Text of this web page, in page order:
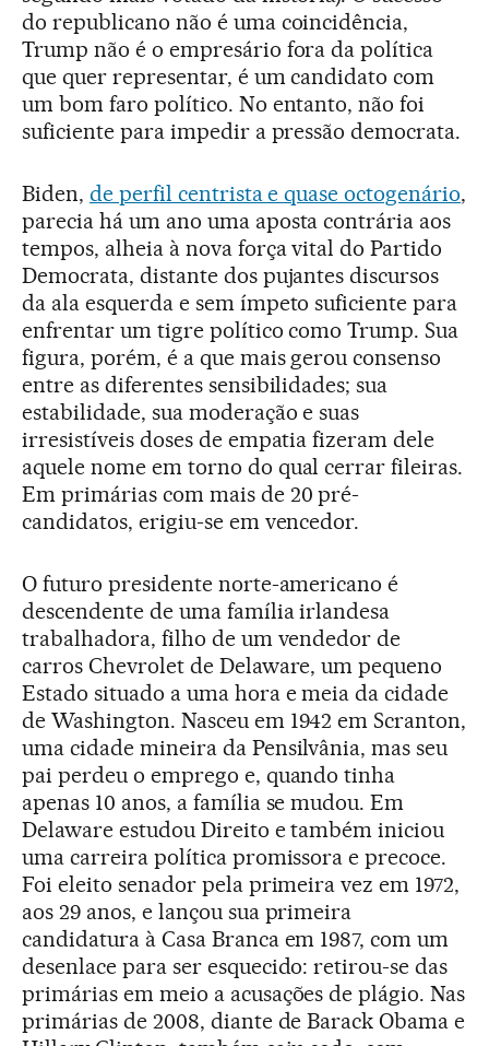
do republicano não é uma coincidência,
Trump não é o empresário fora da política
que quer representar, é um candidato com
um bom faro político. No entanto, não foi
suficiente para impedir a pressão democrata.
Biden, de perfil centrista e quase octogenário,
parecia há um ano uma aposta contrária aos
tempos, alheia à nova força vital do Partido
Democrata, distante dos pujantes discursos
da ala esquerda e sem ímpeto suficiente para
enfrentar um tigre político como Trump. Sua
figura, porém, é a que mais gerou consenso
entre as diferentes sensibilidades; sua
estabilidade, sua moderação e suas
irresistíveis doses de empatia fizeram dele
aquele nome em torno do qual cerrar fileiras.
Em primárias com mais de 20 pré-
candidatos, erigiu-se em vencedor.
O futuro presidente norte-americano é
descendente de uma família irlandesa
trabalhadora, filho de um vendedor de
carros Chevrolet de Delaware, um pequeno
Estado situado a uma hora e meia da cidade
de Washington. Nasceu em 1942 em Scranton,
uma cidade mineira da Pensilvânia, mas seu
pai perdeu o emprego e, quando tinha
apenas 10 anos, a família se mudou. Em
Delaware estudou Direito e também iniciou
uma carreira política promissora e precoce.
Foi eleito senador pela primeira vez em 1972,
aos 29 anos, e lançou sua primeira
candidatura à Casa Branca em 1987, com um
desenlace para ser esquecido: retirou-se das
primárias em meio a acusações de plágio. Nas
primárias de 2008, diante de Barack Obama e